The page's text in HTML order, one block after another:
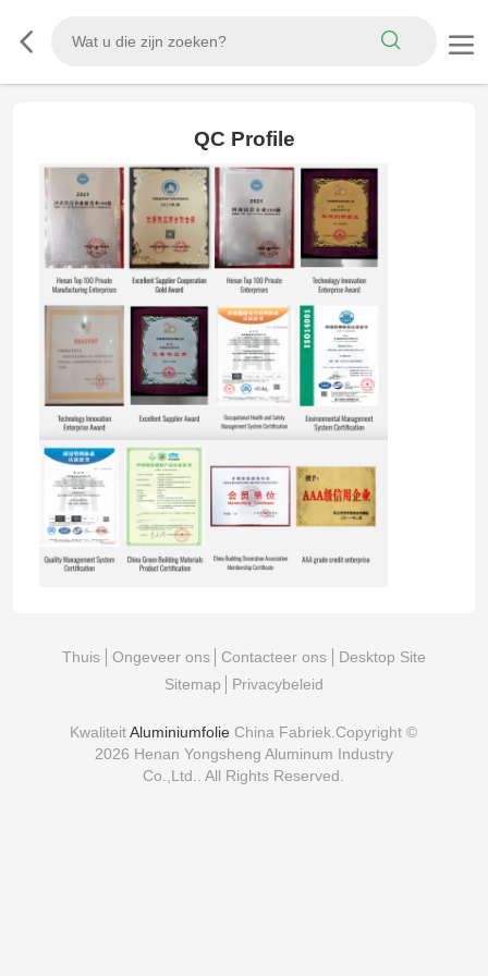
QC Profile
Thuis Ongeveer ons Contacteer ons
Desktop Site
Sitemap
Privacybeleid
KwaliteitAluminiumfolie China Fabriek.Copyright ©
2026 Henan Yongsheng Aluminum Industry
Co.,Ltd.. All Rights Reserved.